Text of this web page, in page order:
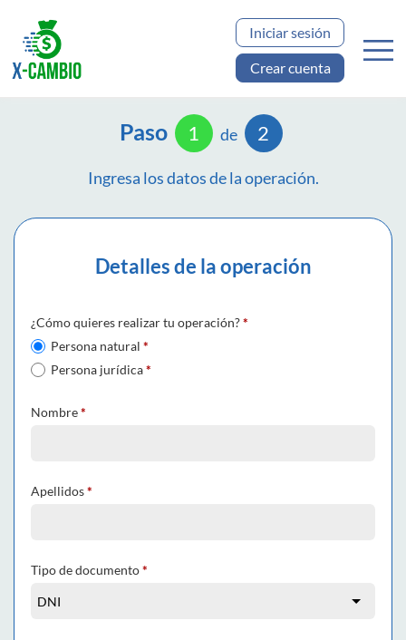
Iniciar sesión
Crear cuenta
Paso 1 de 2
Ingresa los datos de la operación.
Detalles de la operación
¿Cómo quieres realizar tu operación?*
Persona natural *
Persona jurídica*
Nombre*
Apellidos*
Tipo de documento*